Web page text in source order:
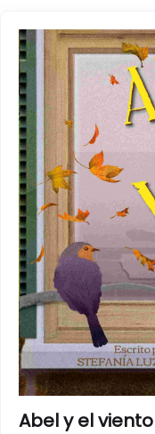
Abel y el viento